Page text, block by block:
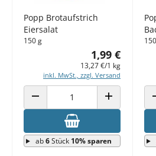
Popp Brotaufstrich
Eiersalat
150 g
1,99 €
13,27 €/1 kg
inkl. MwSt., zzgl. Versand
ANZAHL VERRINGERN ANZAHL
ab6Stück 10% sparen